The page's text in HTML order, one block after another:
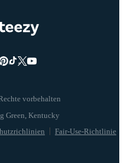
vorbehalten
Fair-Use-Richtlinie